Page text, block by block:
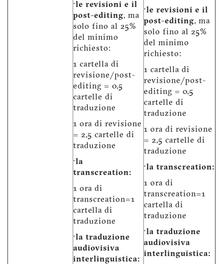
·le revisioni e il
post-editing, ma
solo fino al 25%
del minimo
richiesto:
1 cartella di
revisione/post-
editing = 0,5
cartelle di
traduzione
1 ora di revisione
= 2,5 cartelle di
traduzione
·la
transcreation:
1 ora di
transcreation=1
cartella di
traduzione
·la traduzione
audiovisiva
interlinguistica:
·le revisioni e il
post-editing, ma
solo fino al 25%
del minimo
richiesto:
1 cartella di
revisione/post-
editing = 0,5
cartelle di
traduzione
1 ora di revisione
= 2,5 cartelle di
traduzione
·la transcreation:
1 ora di
transcreation=1
cartella di
traduzione
·la traduzione
audiovisiva
interlinguistica: